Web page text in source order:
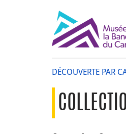
DÉCOUVERTE PAR